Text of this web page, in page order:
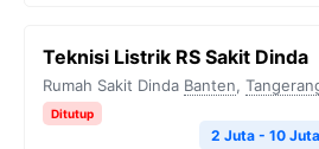
Teknisi Listrik RS Sakit Dinda
Rumah Sakit Dinda Banten,
Ditutup
2 Juta - 10 Juta